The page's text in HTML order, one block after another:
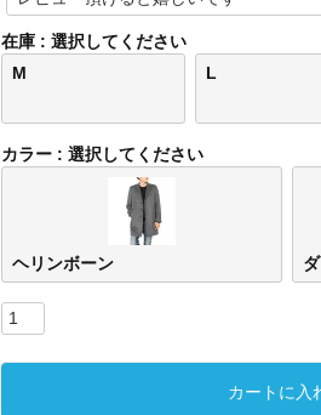
在庫
選択してください
M
L
カラー 選択してください
ヘリンボーン
カートに入